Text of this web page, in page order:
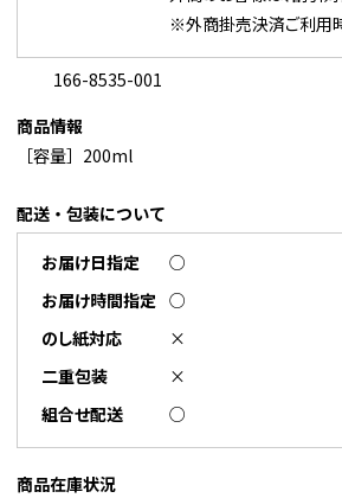
※外商掛売決済ご利用
166-8535-001
商品情報
［容量］200ml
配送・包装について
お届け日指定
○
お届け時間指定 ○
のし紙対応
×
二重包装
×
組合せ配送
○
商品在庫状況